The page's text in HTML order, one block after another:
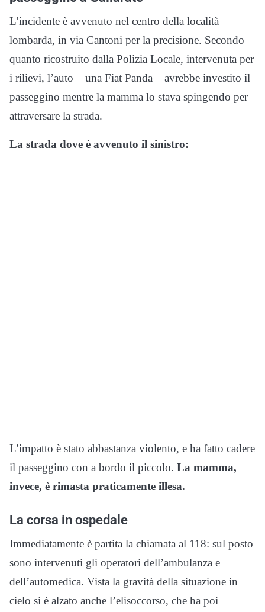
L’incidente è avvenuto nel centro della località
lombarda, in via Cantoni per la precisione. Secondo
quanto ricostruito dalla Polizia Locale, intervenuta per
i rilievi, l’auto – una Fiat Panda – avrebbe investito il
passeggino mentre la mamma lo stava spingendo per
attraversare la strada.
La strada dove è avvenuto il sinistro:
L’impatto è stato abbastanza violento, e ha fatto cadere
il passeggino con a bordo il piccolo. La mamma,
invece, è rimasta praticamente illesa.
La corsa in ospedale
Immediatamente è partita la chiamata al 118: sul posto
sono intervenuti gli operatori dell’ambulanza e
dell’automedica. Vista la gravità della situazione in
cielo si è alzato anche l’elisoccorso, che ha poi